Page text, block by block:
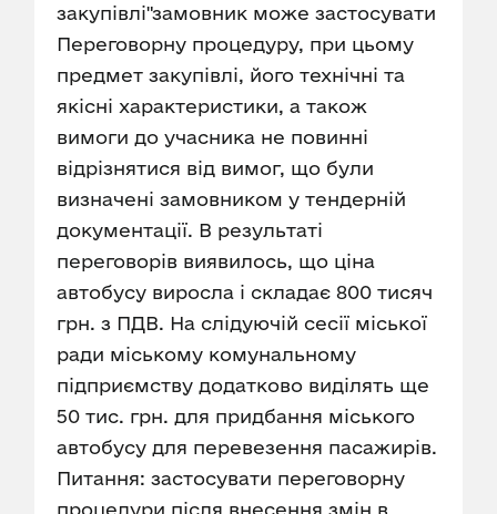
закупівлі"замовник може застосувати
Переговорну процедуру, при цьому
предмет закупівлі, його технічні та
якісні характеристики, а також
вимоги до учасника не повинні
відрізнятися від вимог, що були
визначені замовником у тендерній
документації. В результаті
переговорів виявилось, що ціна
автобусу виросла і складає 800 тисяч
грн. з ПДВ. На слідуючій сесії міської
ради міському комунальному
підприємству додатково виділять ще
50 тис. грн. для придбання міського
автобусу для перевезення пасажирів.
Питання: застосувати переговорну
процедури після внесення змін в